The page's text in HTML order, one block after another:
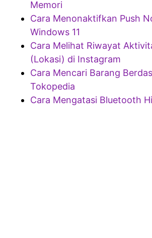
Memori
Cara Menonaktifkan Push
Windows 11
Cara Melihat Riwayat
(Lokasi) di Instagram
Cara Mencari Barang
Tokopedia
Cara Mengatasi Bluetooth